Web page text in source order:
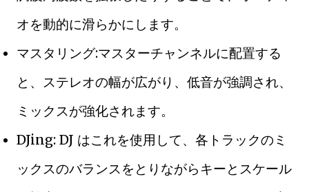
オを動的に滑らかにします。
マスタリング:マスターチャンネルに配置する
と、ステレオの幅が広がり、低音が強調され、
ミックスが強化されます。
DJing: DJ はこれを使用して、各トラックのミ
ックスのバランスをとりながらキーとスケール